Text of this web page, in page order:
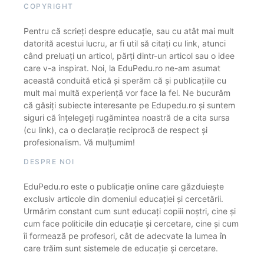
COPYRIGHT
Pentru că scrieți despre educație, sau cu atât mai mult
datorită acestui lucru, ar fi util să citați cu link, atunci
când preluați un articol, părți dintr-un articol sau o idee
care v-a inspirat. Noi, la EduPedu.ro ne-am asumat
această conduită etică și sperăm că și publicațiile cu
mult mai multă experiență vor face la fel. Ne bucurăm
că găsiți subiecte interesante pe Edupedu.ro și suntem
siguri că înțelegeți rugămintea noastră de a cita sursa
(cu link), ca o declarație reciprocă de respect și
profesionalism. Vă mulțumim!
DESPRE NOI
EduPedu.ro este o publicație online care găzduiește
exclusiv articole din domeniul educației și cercetării.
Urmărim constant cum sunt educați copiii noștri, cine și
cum face politicile din educație și cercetare, cine și cum
îi formează pe profesori, cât de adecvate la lumea în
care trăim sunt sistemele de educație și cercetare.